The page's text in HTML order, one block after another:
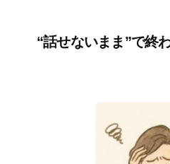
“話せないまま”で終